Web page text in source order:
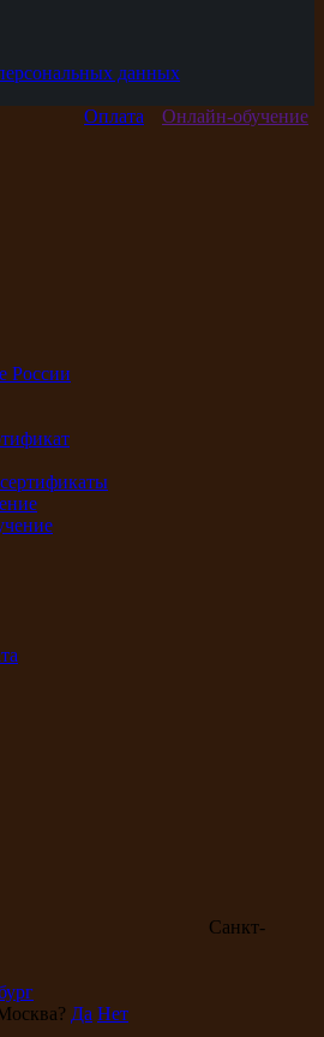
данных
Онлайн-обучение
Оплата
России
Санкт-
Да Нет